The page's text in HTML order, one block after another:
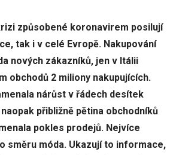
způsobené koronavirem posilují
tak i v celé Evropě. Nakupování
nových zákazníků, jen v Itálii
obchodů 2 miliony nakupujících.
nárůst v řádech desítek
přibližně pětina obchodníků
pokles prodejů. Nejvíce
směru móda. Ukazují to informace,